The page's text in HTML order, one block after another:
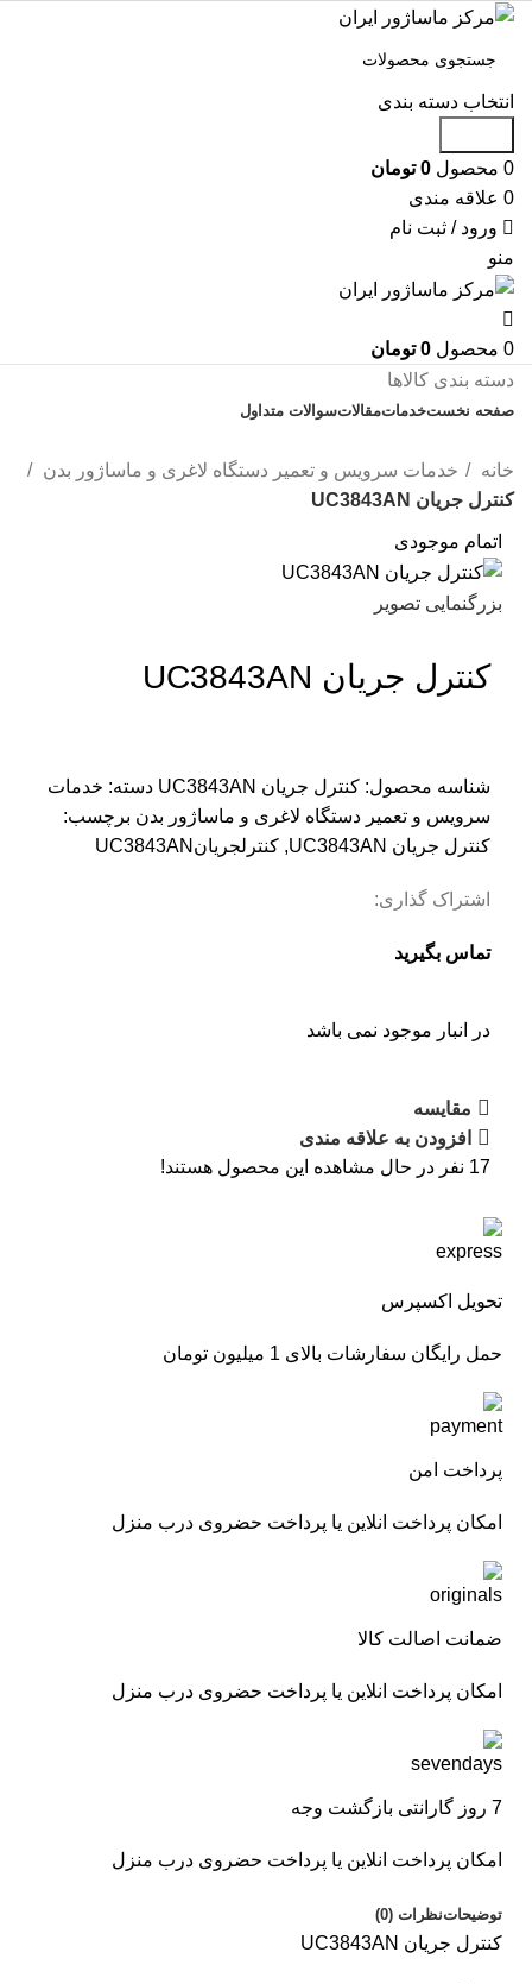
انتخاب دسته بندی
0 محصول 0 تومان
0 علاقه مندی
ورود / ثبت نام
منو
0 محصول 0 تومان
دسته بندی کالاها
صفحه نخستخدماتمقالاتسوالات متداول
خانه
خدمات سرویس و تعمیر دستگاه لاغری و ماساژور بدن
کنترل جریان UC3843AN
اتمام موجودی
بزرگنمایی تصویر
کنترل جریان UC3843AN
شناسه محصول: کنترل جریان UC3843AN دسته: خدمات
سرویس و تعمیر دستگاه لاغری و ماساژور بدن برچسب:
کنترل جریان UC3843AN
, کنترلجریانUC3843AN
اشتراک گذاری:
تماس بگیرید
در انبار موجود نمی باشد
مقایسه
افزودن به علاقه مندی
17 نفر در حال مشاهده این محصول هستند!
تحویل اکسپرس
حمل رایگان سفارشات بالای 1 میلیون تومان
پرداخت امن
امکان پرداخت انلاین یا پرداخت حضروی درب منزل
ضمانت اصالت کالا
امکان پرداخت انلاین یا پرداخت حضروی درب منزل
7 روز گارانتی بازگشت وجه
امکان پرداخت انلاین یا پرداخت حضروی درب منزل
توضیحاتنظرات (0)
کنترل جریان UC3843AN